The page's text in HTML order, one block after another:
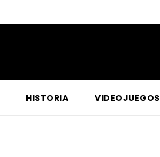
HISTORIA VIDEOJUEGOS